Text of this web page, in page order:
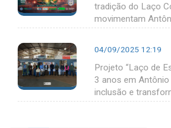
tradição do Laço
movimentam
04/09/2025 12:19
Projeto “Laço de
3 anos em
inclusão e